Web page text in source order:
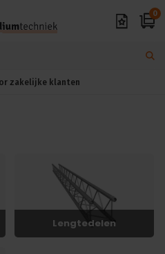
0
Exclusieve A-merken
Lengtedelen